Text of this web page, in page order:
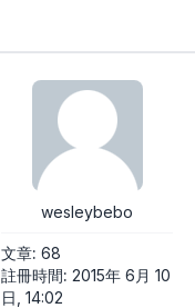
wesleybebo
文章: 68
註冊時間: 2015年 6月 10
日, 14:02